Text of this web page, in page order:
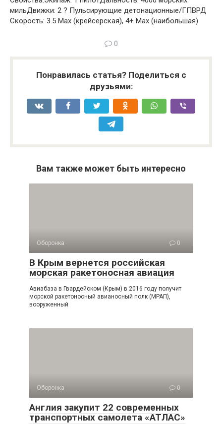
мильДвижки: 2 ? Пульсирующие детонационные/ГПВРД
Скорость: 3.5 Max (крейсерская), 4+ Max (наибольшая)
0
Понравилась статья? Поделиться с
друзьями:
Вам также может быть интересно
Оборонка 0
В Крым вернется российская
морская ракетоносная авиация
Авиабаза в Гвардейском (Крым) в 2016 году получит
морской ракетоносный авианосный полк (МРАП),
вооруженный
Оборонка 0
Англия закупит 22 современных
транспортных самолета «АТЛАС»